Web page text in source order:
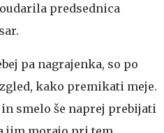
predsednica
pa nagrajenka, so po
kako premikati meje.
smelo še naprej prebijati